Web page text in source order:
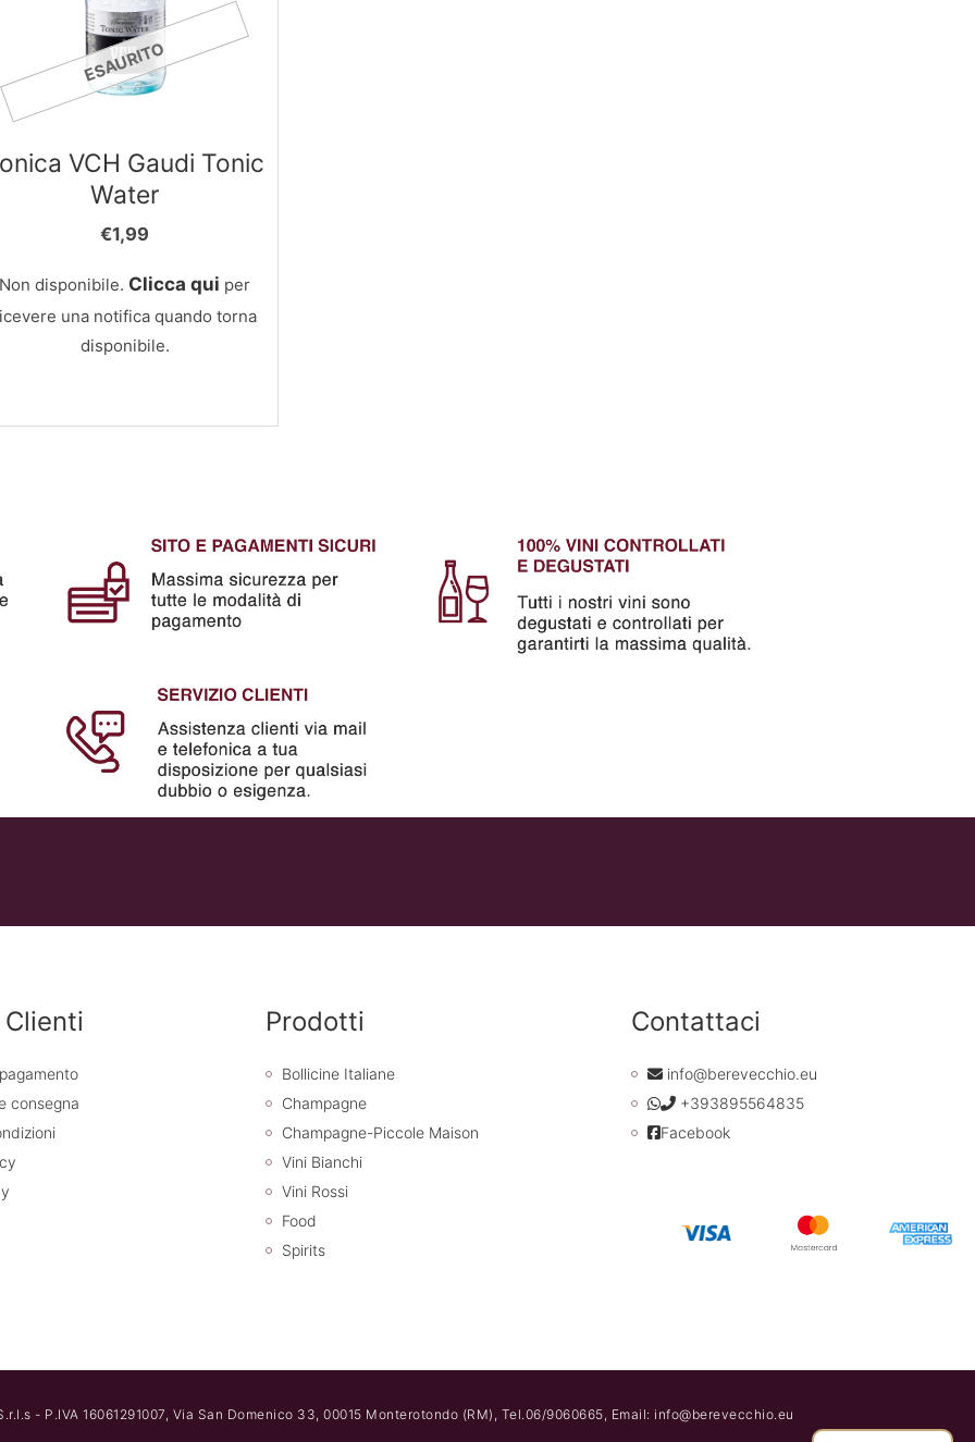
ESAURITO
VCH Gaudi Tonic
Water
€1,99
Non disponibile. Clicca qui per
una notifica quando torna
disponibile.
consegna
Prodotti
Bollicine Italiane
Champagne
Champagne-Piccole Maison
Vini Bianchi
Vini Rossi
Food
Spirits
Contattaci
info@berevecchio.eu
+393895564835
Facebook
- P.IVA 16061291007, Via San Domenico 33, 00015 Monterotondo (RM), Tel.06/9060665, Email: info@berevecchio.eu